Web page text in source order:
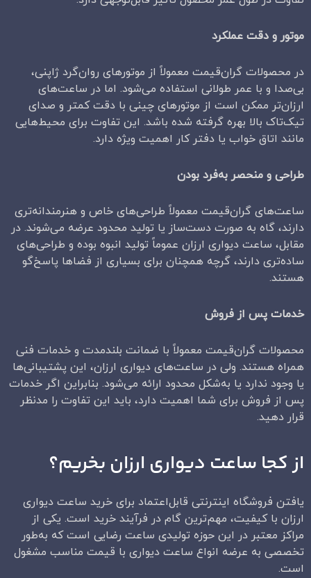
موتور و دقت عملکرد
در محصولات گران‌قیمت معمولاً از موتورهای روان‌گرد ژاپنی،
بی‌صدا و با عمر طولانی استفاده می‌شود. اما در ساعت‌های
ارزان‌تر ممکن است از موتورهای چینی با دقت کمتر و صدای
تیک‌تاک بالا بهره گرفته شده باشد. این تفاوت برای محیط‌هایی
مانند اتاق خواب یا دفتر کار اهمیت ویژه دارد.
طراحی و منحصر به‌فرد بودن
ساعت‌های گران‌قیمت معمولاً طراحی‌های خاص و هنرمندانه‌تری
دارند، گاه به صورت دست‌ساز یا تولید محدود عرضه می‌شوند. در
مقابل، ساعت دیواری ارزان عموماً تولید انبوه بوده و طراحی‌های
ساده‌تری دارند، گرچه همچنان برای بسیاری از فضاها پاسخ‌گو
هستند.
خدمات پس از فروش
محصولات گران‌قیمت معمولاً با ضمانت بلندمدت و خدمات فنی
همراه هستند. ولی در ساعت‌های دیواری ارزان، این پشتیبانی‌ها
یا وجود ندارد یا به‌شکل محدود ارائه می‌شود. بنابراین اگر خدمات
پس از فروش برای شما اهمیت دارد، باید این تفاوت را مدنظر
قرار دهید.
از کجا ساعت دیواری ارزان بخریم؟
یافتن فروشگاه اینترنتی قابل‌اعتماد برای خرید ساعت دیواری
ارزان با کیفیت، مهم‌ترین گام در فرآیند خرید است. یکی از
مراکز معتبر در این حوزه تولیدی ساعت رضایی است که به‌طور
تخصصی به عرضه انواع ساعت دیواری با قیمت مناسب مشغول
است.